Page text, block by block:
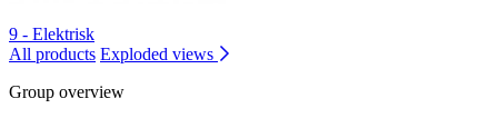
9 - Elektrisk
All products Exploded views
Group overview